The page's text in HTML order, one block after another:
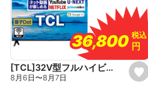
a
v
o
r
i
e
s
e
36,800
36,800 税込
税込
円
円
[TCL]32V型フルハイビジョン液晶テレビ
8月6日〜8月7日